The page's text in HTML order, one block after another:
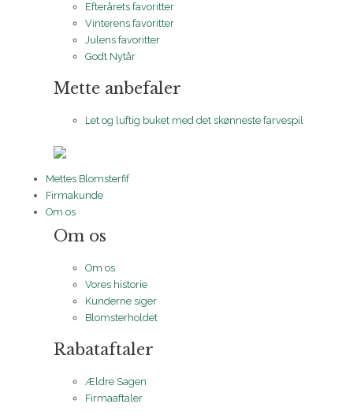
Efterårets favoritter
Vinterens favoritter
Julens favoritter
Godt Nytår
Mette anbefaler
Let og luftig buket med det skønneste farvespil
Mettes Blomsterfif
Firmakunde
Om os
Om os
Om os
Vores historie
Kunderne siger
Blomsterholdet
Rabataftaler
Ældre Sagen
Firmaaftaler